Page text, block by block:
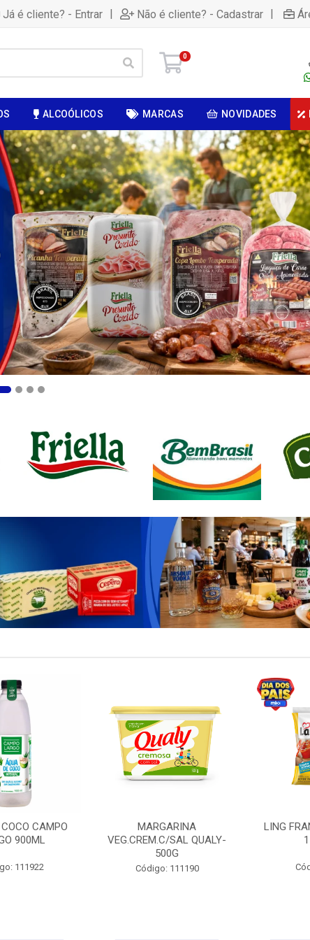
Já é cliente? - Entrar | Não é cliente? - Cadastrar |
0
ALCOÓLICOS MARCAS NOVIDADES
CAMPO
900ML
111922
MARGARINA
VEG.CREM.C/SAL QUALY-
500G
Código: 111190
LING